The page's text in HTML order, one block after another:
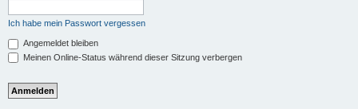
Ich habe mein Passwort vergessen
Angemeldet bleiben
Meinen Online-Status während dieser Sitzung verbergen